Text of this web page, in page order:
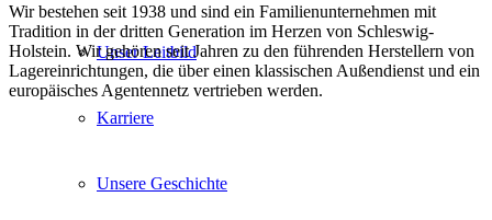
Unser Leitbild
Karriere
Unsere Geschichte
Wir bestehen seit 1938 und sind ein Familienunternehmen mit
Tradition in der dritten Generation im Herzen von Schleswig-
Holstein. Wir gehören seit Jahren zu den führenden Herstellern von
Lagereinrichtungen, die über einen klassischen Außendienst und ein
europäisches Agentennetz vertrieben werden.